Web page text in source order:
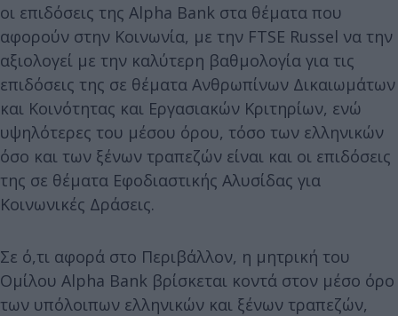
οι επιδόσεις της Alpha Bank στα θέματα που
αφορούν στην Κοινωνία, με την FTSE Russel να την
αξιολογεί με την καλύτερη βαθμολογία για τις
επιδόσεις της σε θέματα Ανθρωπίνων Δικαιωμάτων
και Κοινότητας και Εργασιακών Κριτηρίων, ενώ
υψηλότερες του μέσου όρου, τόσο των ελληνικών
όσο και των ξένων τραπεζών είναι και οι επιδόσεις
της σε θέματα Εφοδιαστικής Αλυσίδας για
Κοινωνικές Δράσεις.
Σε ό,τι αφορά στο Περιβάλλον, η μητρική του
Ομίλου Alpha Bank βρίσκεται κοντά στον μέσο όρο
των υπόλοιπων ελληνικών και ξένων τραπεζών,